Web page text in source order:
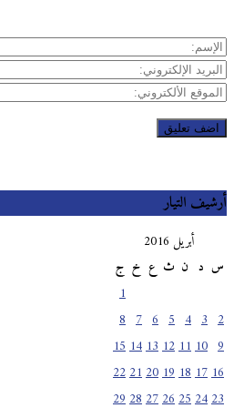
التيار
أبريل 2016
د ن ث ع خ ج
3
4
5
6
7
8
10
11
12
13
14
15
17
18
19
20
21
22
24
25
26
27
28
29